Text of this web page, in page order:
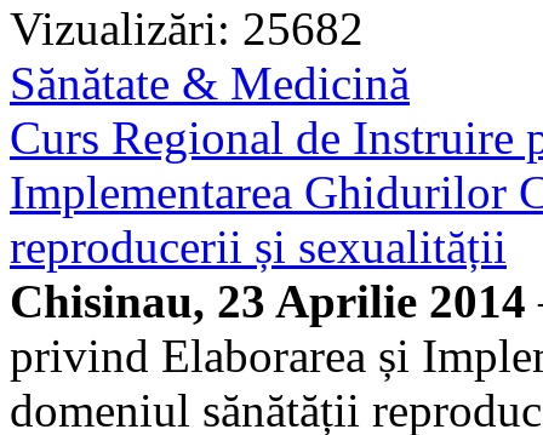
Vizualizări: 25682
Sănătate & Medicină
Curs Regional de Instruire
Implementarea Ghidurilor
reproducerii și sexualității
Chisinau, 23 Aprilie 2014
privind Elaborarea și
domeniul sănătății